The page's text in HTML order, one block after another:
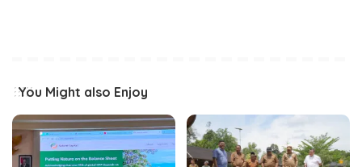
You Might also Enjoy